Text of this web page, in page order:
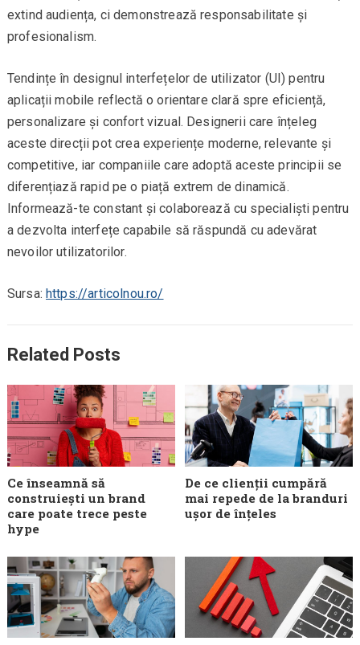
extind audiența, ci demonstrează responsabilitate și
profesionalism.
Tendințe în designul interfețelor de utilizator (UI) pentru
aplicații mobile reflectă o orientare clară spre eficiență,
personalizare și confort vizual. Designerii care înțeleg
aceste direcții pot crea experiențe moderne, relevante și
competitive, iar companiile care adoptă aceste principii se
diferențiază rapid pe o piață extrem de dinamică.
Informează-te constant și colaborează cu specialiști pentru
a dezvolta interfețe capabile să răspundă cu adevărat
nevoilor utilizatorilor.
Sursa: https://articolnou.ro/
Related Posts
Ce înseamnă să
construiești un brand
care poate trece peste
hype
De ce clienții cumpără
mai repede de la branduri
ușor de înțeles